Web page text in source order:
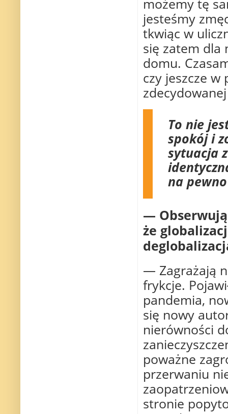
jesteśmy
tkwiąc w
się zatem dla
domu.
czy jeszcze
To nie
spokój i
sytuacja
na
—
że
— Zagrażają
frykcje.
pandemia,
się nowy
nierówności
poważne
przerwaniu
stronie